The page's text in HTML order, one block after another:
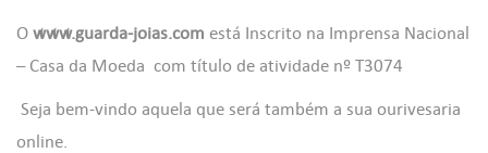
O www.guarda-joias.com está Inscrito na Imprensa Nacional
– Casa da Moeda com título de atividade nº T3074
Seja bem-vindo aquela que será também a sua ourivesaria
online.